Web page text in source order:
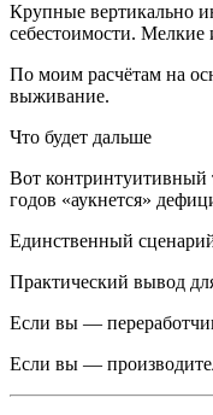
Крупные вертикально
себестоимости. Мелкие
По моим расчётам на
выживание.
Что будет дальше
Вот контринтуитивный
годов «аукнется»
Единственный
Практический вывод
Если вы —
Если вы —